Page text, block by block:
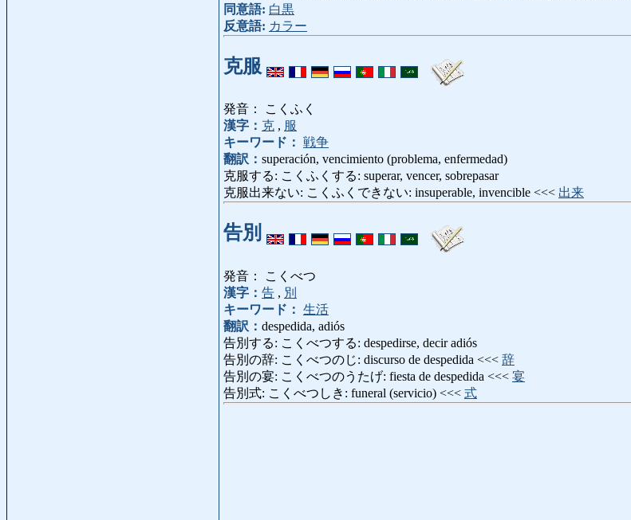
同意語: 白黒
反意語: カラー
克服
発音： こくふく
漢字： 克 , 服
キーワード： 戦争
翻訳： superación, vencimiento (problema, enfermedad)
克服する: こくふくする: superar, vencer, sobrepasar
克服出来ない: こくふくできない: insuperable, invencible <<< 出来
告別
発音： こくべつ
漢字： 告 , 別
キーワード： 生活
翻訳： despedida, adiós
告別する: こくべつする: despedirse, decir adiós
告別の辞: こくべつのじ: discurso de despedida <<< 辞
告別の宴: こくべつのうたげ: fiesta de despedida <<< 宴
告別式: こくべつしき: funeral (servicio) <<< 式